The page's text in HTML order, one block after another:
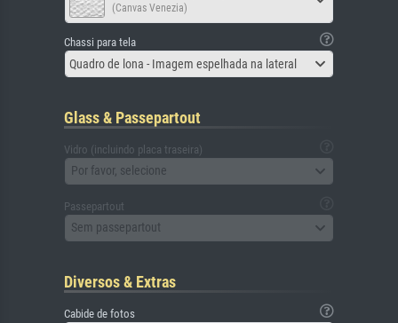
(Canvas Venezia)
Chassi para tela
Quadro de lona - Imagem espelhada na lateral
Glass & Passepartout
Vidro (incluindo placa traseira)
Por favor, selecione
Passepartout
Sem passepartout
Diversos & Extras
Cabide de fotos